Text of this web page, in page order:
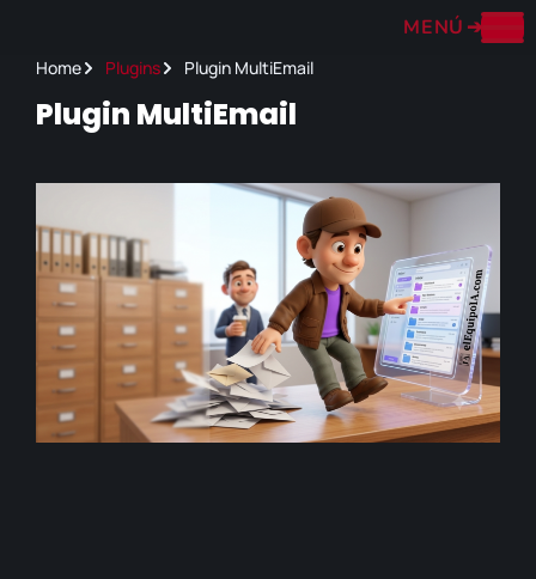
MENÚ ➔
Home Plugins Plugin MultiEmail
Plugin MultiEmail